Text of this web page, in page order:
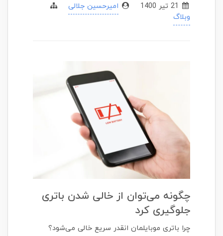
امیرحسین جلالی
وبلاگ
چگونه می‌توان از خالی شدن باتری
جلوگیری کرد
چرا باتری موبایلمان انقدر سریع خالی می‌شود؟